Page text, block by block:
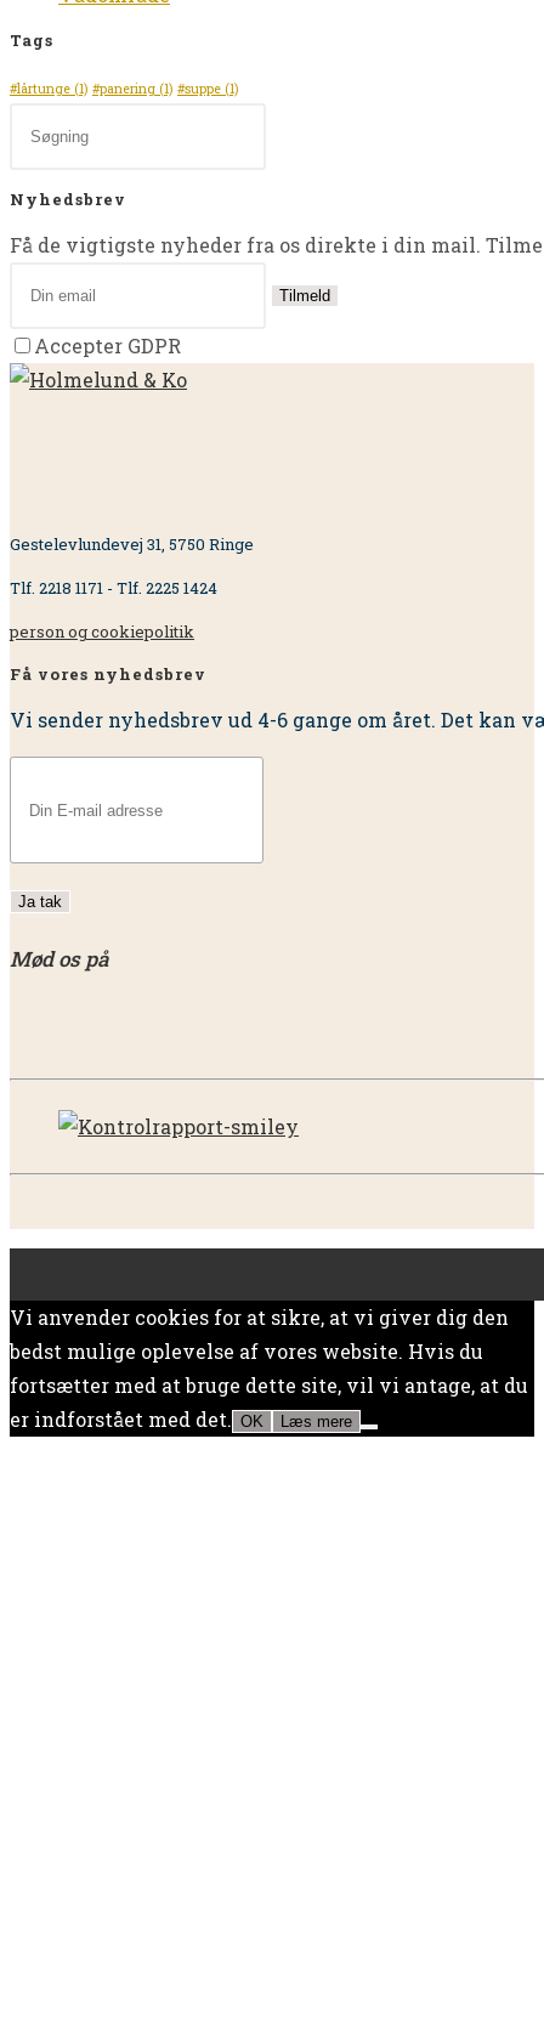
Tags
#lårtunge (1) #panering (1) #suppe (1)
Nyhedsbrev
Få de vigtigste nyheder fra os direkte i din mail.
Tilmeld
Accepter GDPR
Gestelevlundevej 31, 5750 Ringe
Tlf. 2218 1171 - Tlf. 2225 1424
person og cookiepolitik
Få vores nyhedsbrev
Vi sender nyhedsbrev ud 4-6 gange om året. Det
Mød os på
Vi anvender cookies for at sikre, at vi giver dig den
bedst mulige oplevelse af vores website. Hvis du
fortsætter med at bruge dette site, vil vi antage, at du
er indforstået med det. OK Læs mere